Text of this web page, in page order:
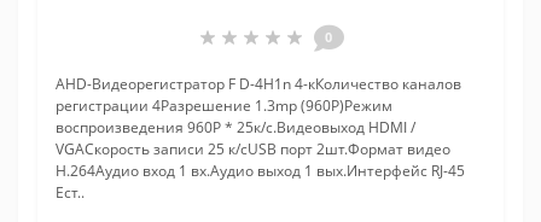
0
AHD-Видеорегистратор F D-4H1n 4-кКоличество каналов
регистрации 4Разрешение 1.3mp (960P)Режим
воспроизведения 960P * 25к/с.Видеовыход HDMI /
VGAСкорость записи 25 к/сUSB порт 2шт.Формат видео
H.264Аудио вход 1 вх.Аудио выход 1 вых.Интерфейс RJ-45
Ест..